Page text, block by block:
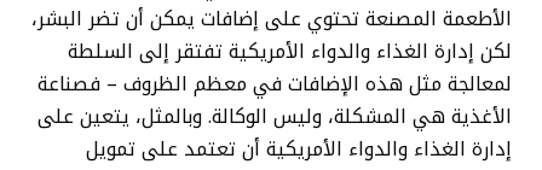
الأطعمة المصنعة تحتوي على إضافات يمكن أن تضر البشر،
لكن إدارة الغذاء والدواء الأمريكية تفتقر إلى السلطة
لمعالجة مثل هذه الإضافات في معظم الظروف – فصناعة
الأغذية هي المشكلة، وليس الوكالة. وبالمثل، يتعين على
إدارة الغذاء والدواء الأمريكية أن تعتمد على تمويل